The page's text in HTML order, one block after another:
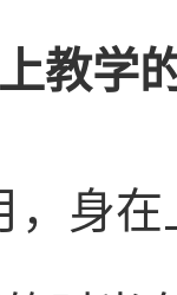
教学
，身